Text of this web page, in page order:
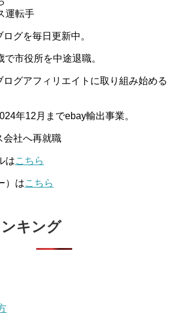
運転手
グを毎日更新中。
市役所を中途退職。
ログアフィリエイトに取り組み始める
年12月までebay輸出事業。
会社へ再就職
はこちら
）はこちら
キング